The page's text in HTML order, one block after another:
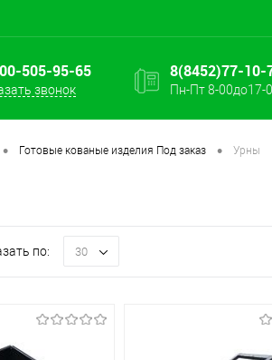
505-95-65
звонок
8(8452)77-10-
Пн-Пт 8-00до17-
• Готовые кованые изделия Под заказ • Урны
по: 30